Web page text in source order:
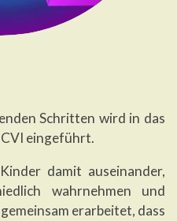
Schritten wird in das
eingeführt.
damit auseinander,
wahrnehmen und
erarbeitet, dass